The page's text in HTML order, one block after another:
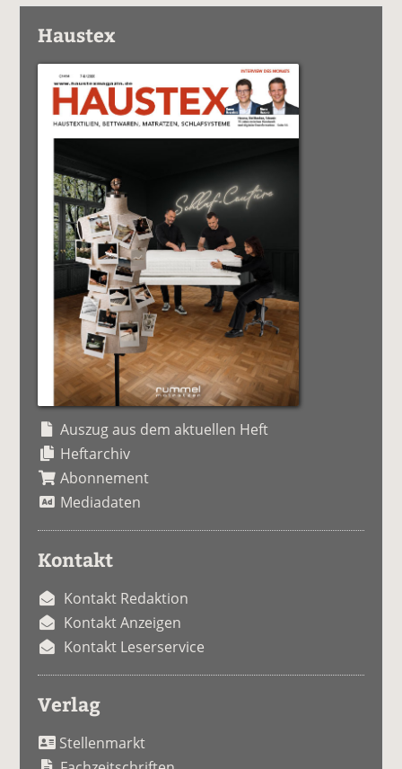
Haustex
Auszug aus dem aktuellen Heft
Heftarchiv
Abonnement
Mediadaten
Kontakt
Kontakt Redaktion
Kontakt Anzeigen
Kontakt Leserservice
Verlag
Stellenmarkt